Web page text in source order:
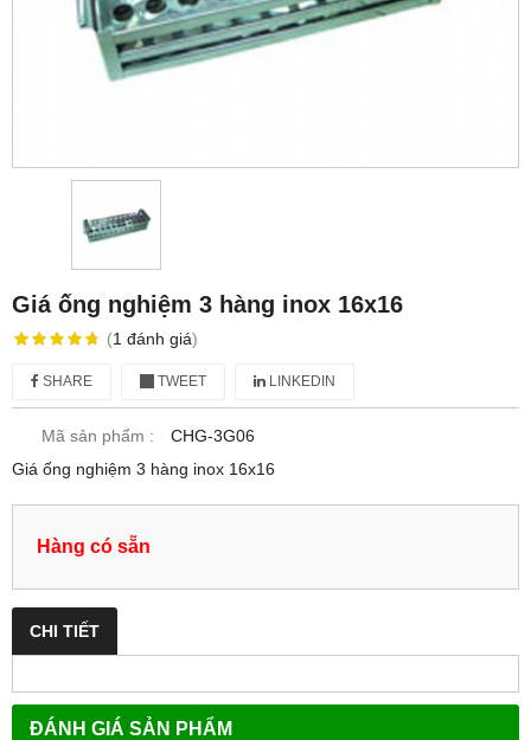
Giá ống nghiệm 3 hàng inox 16x16
(1 đánh giá)
SHARE TWEET LINKEDIN
Mã sản phẩm :
CHG-3G06
Giá ống nghiệm 3 hàng inox 16x16
Hàng có sẵn
CHI TIẾT
ĐÁNH GIÁ SẢN PHẨM